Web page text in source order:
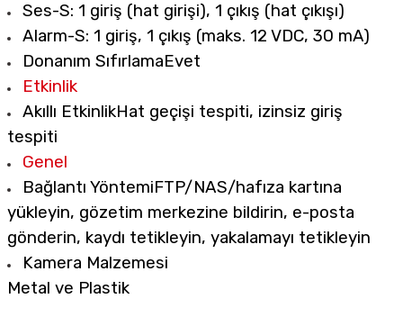
Ses-S: 1 giriş (hat girişi), 1 çıkış (hat çıkışı)
Alarm-S: 1 giriş, 1 çıkış (maks. 12 VDC, 30 mA)
Donanım SıfırlamaEvet
Etkinlik
Akıllı EtkinlikHat geçişi tespiti, izinsiz giriş
tespiti
Genel
Bağlantı YöntemiFTP/NAS/hafıza kartına
yükleyin, gözetim merkezine bildirin, e-posta
gönderin, kaydı tetikleyin, yakalamayı tetikleyin
Kamera Malzemesi
Metal ve Plastik